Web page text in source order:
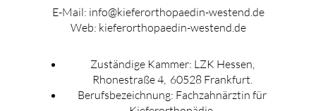
E-Mail: info@kieferorthopaedin-westend.de
Web: kieferorthopaedin-westend.de
Zuständige Kammer: LZK Hessen,
Rhonestraße 4, 60528 Frankfurt.
Berufsbezeichnung: Fachzahnärztin für